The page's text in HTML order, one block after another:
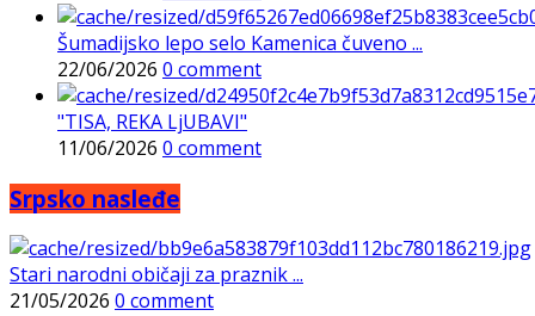
Šumadijsko lepo selo Kamenica čuveno ...
22/06/2026 0 comment
"TISA, REKA LjUBAVI"
11/06/2026 0 comment
Srpsko nasleđe
Stari narodni običaji za praznik ...
21/05/2026 0 comment